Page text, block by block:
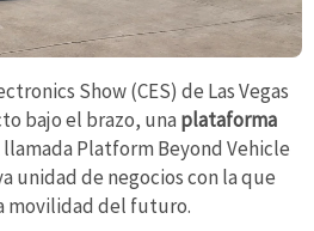
Show (CES) de Las Vegas
bajo el brazo, una plataforma
llamada Platform Beyond Vehicle
unidad de negocios con la que
movilidad del futuro.